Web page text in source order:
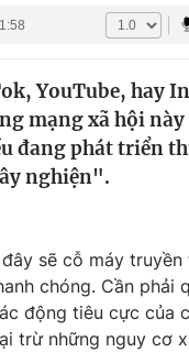
tế
1:58
YouTube, hay
mạng xã hội này
đang phát triển
nghiện".
sẽ cỗ máy truyền
chóng. Cần phải
động tiêu cực của
trừ những nguy cơ